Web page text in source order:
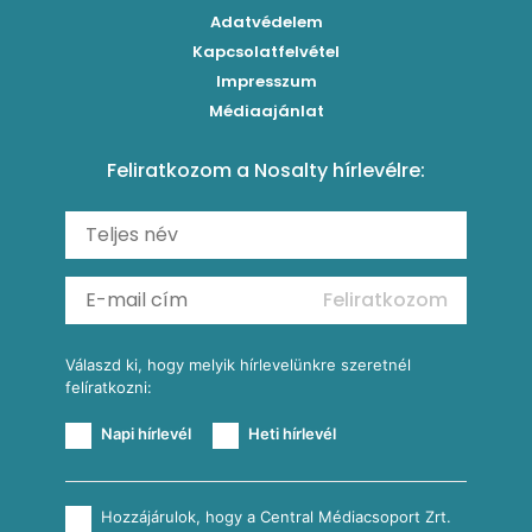
Carbonara
Szaftos paprikás csirke
Shakshuka
Ratatouille
Grillezettkukorica-saláta fűszeres garnélanyársakkal
Kukoricás-újhagymás lepény
Mexikói húsleves kukorica salsával
Almás-kéksajtos kukoricasaláta
Köretek
Reggeli receptek
Adatvédelem
Kapcsolatfelvétel
Impresszum
Médiaajánlat
Feliratkozom a Nosalty hírlevélre:
Feliratkozom
Válaszd ki, hogy melyik hírlevelünkre szeretnél
felíratkozni:
Napi hírlevél Heti hírlevél
Hozzájárulok, hogy a Central Médiacsoport Zrt.